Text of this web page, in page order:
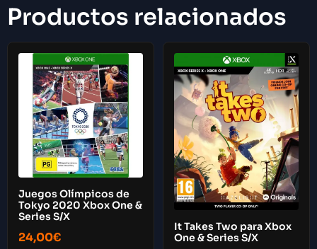
Productos relacionados
Juegos Olímpicos de
Tokyo 2020 Xbox One &
Series S/X
24,00€
It Takes Two para Xbox
One & Series S/X